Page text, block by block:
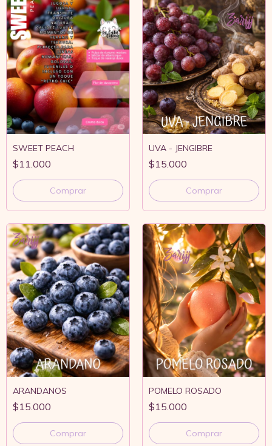
SWEET PEACH
$11.000
Comprar
UVA - JENGIBRE
$15.000
Comprar
ARANDANOS
$15.000
Comprar
POMELO ROSADO
$15.000
Comprar